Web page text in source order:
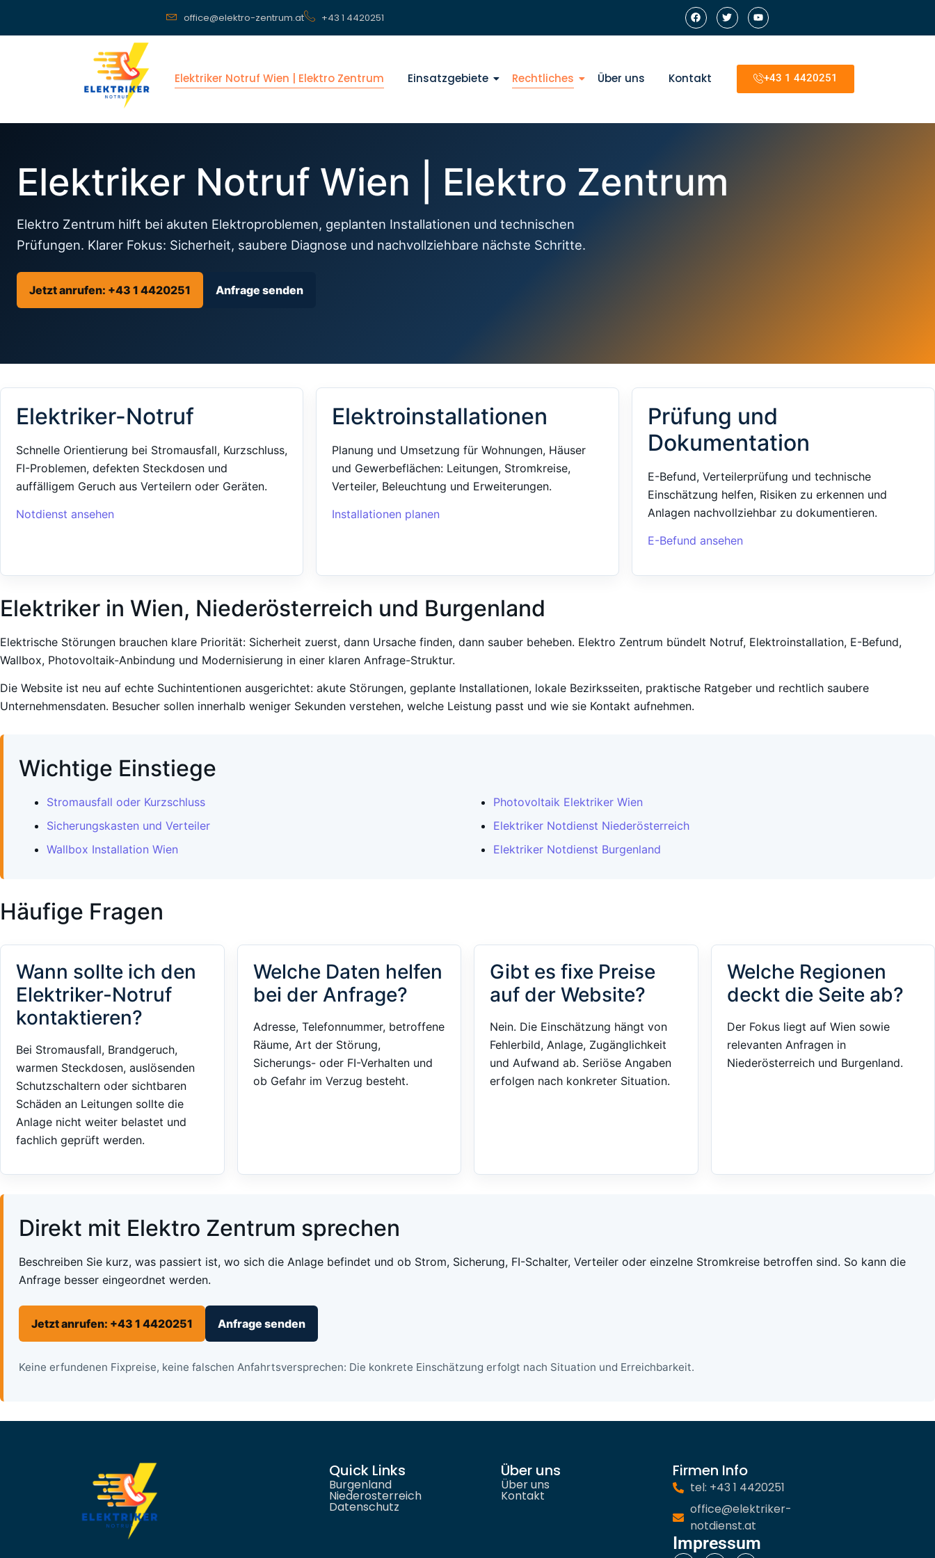
office@elektro-zentrum.at +43 1 4420251
Elektriker Notruf Wien | Elektro Zentrum Einsatzgebiete Rechtliches Über uns Kontakt +43 1 4420251
Elektriker Notruf Wien | Elektro Zentrum
Elektro Zentrum hilft bei akuten Elektroproblemen, geplanten Installationen und technischen
Prüfungen. Klarer Fokus: Sicherheit, saubere Diagnose und nachvollziehbare nächste Schritte.
Jetzt anrufen: +43 1 4420251 Anfrage senden
Elektriker-Notruf
Schnelle Orientierung bei Stromausfall, Kurzschluss,
FI-Problemen, defekten Steckdosen und
auffälligem Geruch aus Verteilern oder Geräten.
Notdienst ansehen
Elektroinstallationen
Planung und Umsetzung für Wohnungen, Häuser
und Gewerbeflächen: Leitungen, Stromkreise,
Verteiler, Beleuchtung und Erweiterungen.
Installationen planen
Prüfung und
Dokumentation
E-Befund, Verteilerprüfung und technische
Einschätzung helfen, Risiken zu erkennen und
Anlagen nachvollziehbar zu dokumentieren.
E-Befund ansehen
Elektriker in Wien, Niederösterreich und Burgenland
Elektrische Störungen brauchen klare Priorität: Sicherheit zuerst, dann Ursache finden, dann sauber beheben. Elektro Zentrum bündelt Notruf, Elektroinstallation, E-Befund,
Wallbox, Photovoltaik-Anbindung und Modernisierung in einer klaren Anfrage-Struktur.
Die Website ist neu auf echte Suchintentionen ausgerichtet: akute Störungen, geplante Installationen, lokale Bezirksseiten, praktische Ratgeber und rechtlich saubere
Unternehmensdaten. Besucher sollen innerhalb weniger Sekunden verstehen, welche Leistung passt und wie sie Kontakt aufnehmen.
Wichtige Einstiege
Stromausfall oder Kurzschluss
Sicherungskasten und Verteiler
Wallbox Installation Wien
Photovoltaik Elektriker Wien
Elektriker Notdienst Niederösterreich
Elektriker Notdienst Burgenland
Häufige Fragen
Wann sollte ich den
Elektriker-Notruf
kontaktieren?
Bei Stromausfall, Brandgeruch,
warmen Steckdosen, auslösenden
Schutzschaltern oder sichtbaren
Schäden an Leitungen sollte die
Anlage nicht weiter belastet und
fachlich geprüft werden.
Welche Daten helfen
bei der Anfrage?
Adresse, Telefonnummer, betroffene
Räume, Art der Störung,
Sicherungs- oder FI-Verhalten und
ob Gefahr im Verzug besteht.
Gibt es fixe Preise
auf der Website?
Nein. Die Einschätzung hängt von
Fehlerbild, Anlage, Zugänglichkeit
und Aufwand ab. Seriöse Angaben
erfolgen nach konkreter Situation.
Welche Regionen
deckt die Seite ab?
Der Fokus liegt auf Wien sowie
relevanten Anfragen in
Niederösterreich und Burgenland.
Direkt mit Elektro Zentrum sprechen
Beschreiben Sie kurz, was passiert ist, wo sich die Anlage befindet und ob Strom, Sicherung, FI-Schalter, Verteiler oder einzelne Stromkreise betroffen sind. So kann die
Anfrage besser eingeordnet werden.
Jetzt anrufen: +43 1 4420251 Anfrage senden
Keine erfundenen Fixpreise, keine falschen Anfahrtsversprechen: Die konkrete Einschätzung erfolgt nach Situation und Erreichbarkeit.
Quick Links
Burgenland
Niederosterreich
Datenschutz
Über uns
Über uns
Kontakt
Firmen Info
tel: +43 1 4420251
office@elektriker-
notdienst.at
Impressum